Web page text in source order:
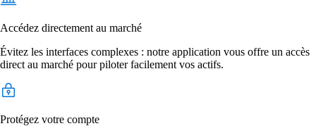
Accédez directement au marché
Évitez les interfaces complexes : notre application vous offre un accès
direct au marché pour piloter facilement vos actifs.
Protégez votre compte